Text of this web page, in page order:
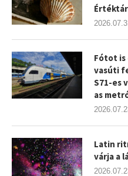
Fótot
vasúti
S71-es
as
Latin
várja a